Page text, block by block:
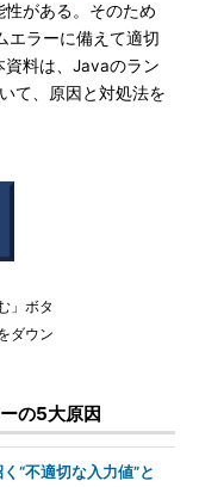
がある。そのため
エラーに備えて適切
資料は、Javaのラン
て、原因と対処法を
」ボタ
ダウン
の5大原因
“不適切な入力値”と